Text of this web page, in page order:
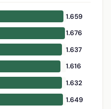
1.659
1.676
1.637
1.616
1.632
1.649